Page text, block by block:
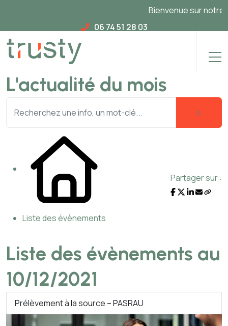
Bienvenue sur notre
06 74 51 28 03
L'actualité du mois
Liste des évènements
Partager sur :
Liste des évènements au
10/12/2021
Prélèvement à la source – PASRAU